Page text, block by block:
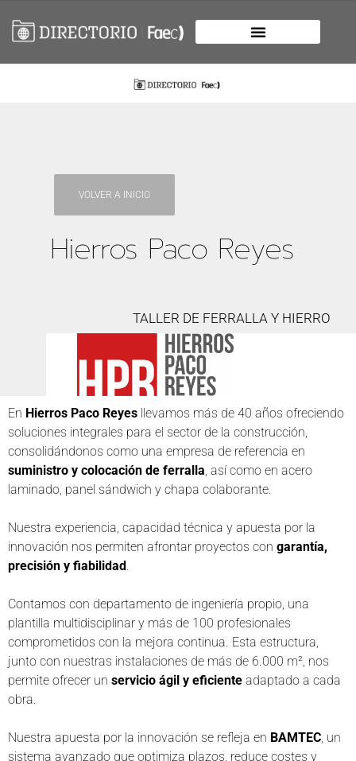
VOLVER A INICIO
Hierros Paco Reyes
TALLER DE FERRALLA Y HIERRO
En Hierros Paco Reyes llevamos más de 40 años ofreciendo
soluciones integrales para el sector de la construcción,
consolidándonos como una empresa de referencia en
suministro y colocación de ferralla, así como en acero
laminado, panel sándwich y chapa colaborante.
Nuestra experiencia, capacidad técnica y apuesta por la
innovación nos permiten afrontar proyectos con garantía,
precisión y fiabilidad.
Contamos con departamento de ingeniería propio, una
plantilla multidisciplinar y más de 100 profesionales
comprometidos con la mejora continua. Esta estructura,
junto con nuestras instalaciones de más de 6.000 m², nos
permite ofrecer un servicio ágil y eficiente adaptado a cada
obra.
Nuestra apuesta por la innovación se refleja en BAMTEC, un
sistema avanzado que optimiza plazos, reduce costes y